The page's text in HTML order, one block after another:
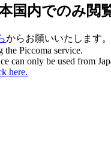
国内でのみ閲
からお願いいたします。
the Piccoma service.
can only be used from
here.